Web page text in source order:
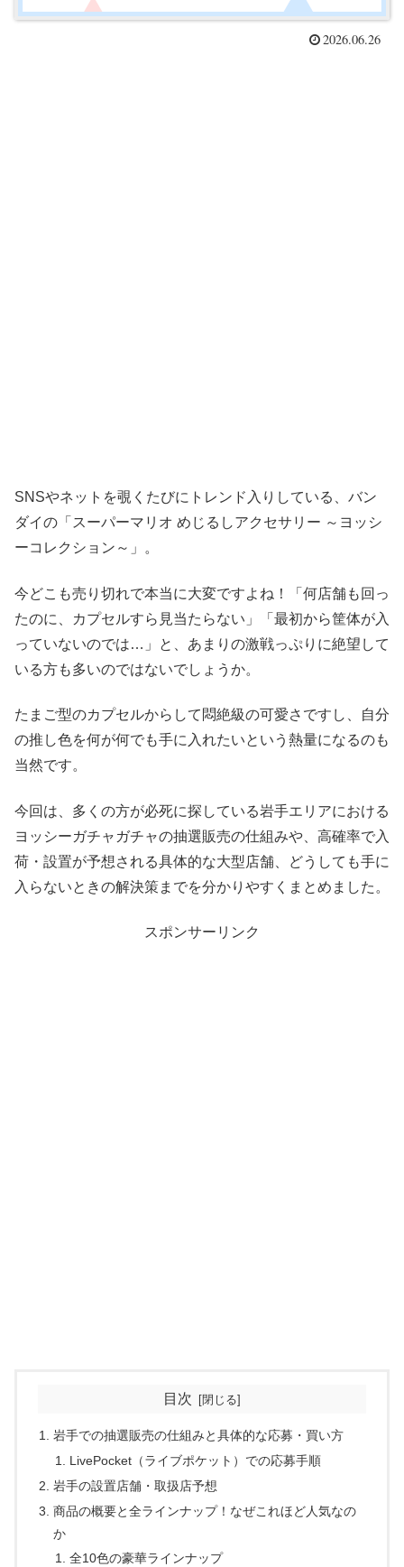
2026.06.26
SNSやネットを覗くたびにトレンド入りしている、バン
ダイの「スーパーマリオ めじるしアクセサリー ～ヨッシ
ーコレクション～」。
今どこも売り切れで本当に大変ですよね！「何店舗も回っ
たのに、カプセルすら見当たらない」「最初から筐体が入
っていないのでは…」と、あまりの激戦っぷりに絶望して
いる方も多いのではないでしょうか。
たまご型のカプセルからして悶絶級の可愛さですし、自分
の推し色を何が何でも手に入れたいという熱量になるのも
当然です。
今回は、多くの方が必死に探している岩手エリアにおける
ヨッシーガチャガチャの抽選販売の仕組みや、高確率で入
荷・設置が予想される具体的な大型店舗、どうしても手に
入らないときの解決策までを分かりやすくまとめました。
スポンサーリンク
目次
岩手での抽選販売の仕組みと具体的な応募・買い方
LivePocket（ライブポケット）での応募手順
岩手の設置店舗・取扱店予想
商品の概要と全ラインナップ！なぜこれほど人気なの
か
全10色の豪華ラインナップ